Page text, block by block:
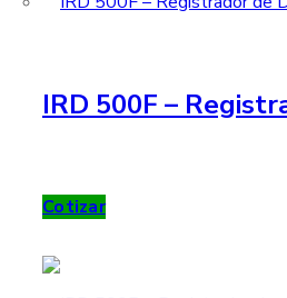
IRD 500F –
Cotizar